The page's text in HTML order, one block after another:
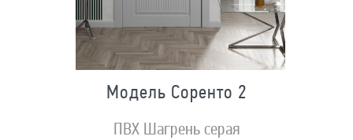
Модель Соренто 2
ПВХ Шагрень серая